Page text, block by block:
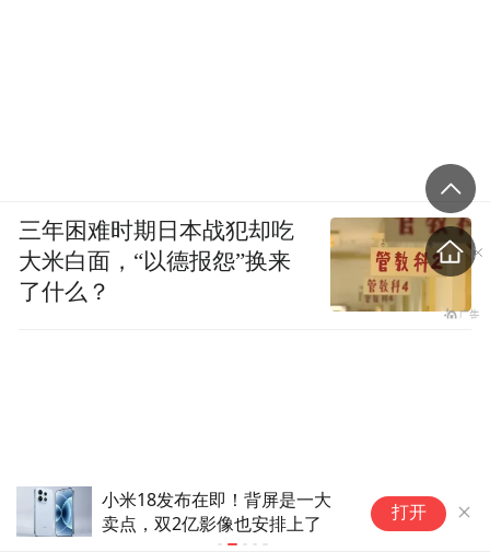
小米定制2亿像素1英寸超级大
底：小米19 Ultra有望首发搭载
打开
三年困难时期日本战犯却吃
大米白面，“以德报怨”换来
了什么？